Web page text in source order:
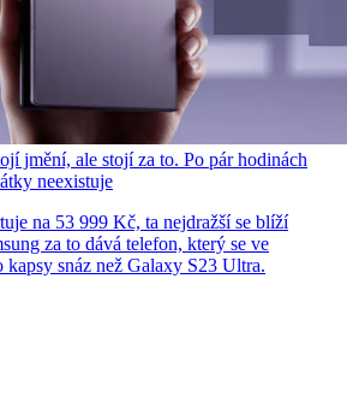
jmění, ale stojí za to. Po pár hodinách
neexistuje
na 53 999 Kč, ta nejdražší se blíží
za to dává telefon, který se ve
kapsy snáz než Galaxy S23 Ultra.